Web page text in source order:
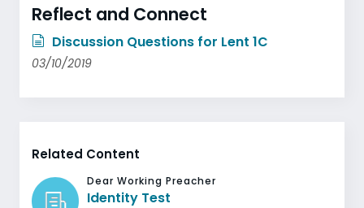
Reflect and Connect
Discussion Questions for Lent 1C
03/10/2019
Related Content
Dear Working Preacher
Identity Test